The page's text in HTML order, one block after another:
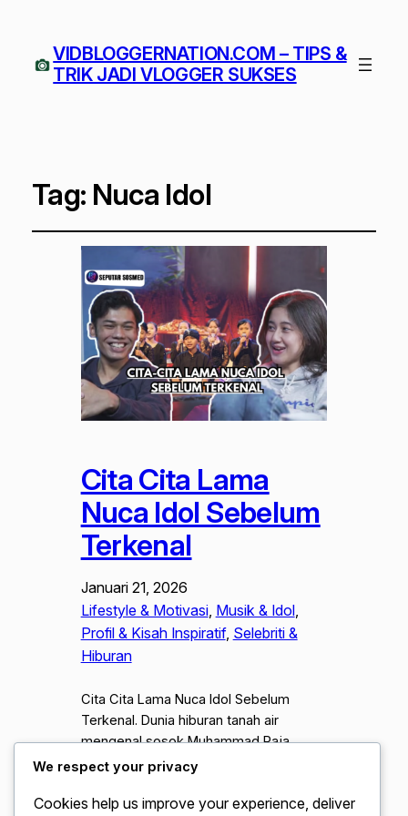
VIDBLOGGERNATION.COM – TIPS &
TRIK JADI VLOGGER SUKSES
Tag: Nuca Idol
Cita Cita Lama
Nuca Idol Sebelum
Terkenal
Januari 21, 2026
Lifestyle & Motivasi, Musik & Idol
Profil & Kisah Inspiratif, Selebriti &
Hiburan
Cita Cita Lama Nuca Idol Sebelum
Terkenal. Dunia hiburan tanah air
mengenal sosok Muhammad Raja
Giannuca Putra, atau yang lebih akrab di
muda berbakat jebolan Indonesian Idol.
We respect your privacy
Cookies help us improve your experience, deliver